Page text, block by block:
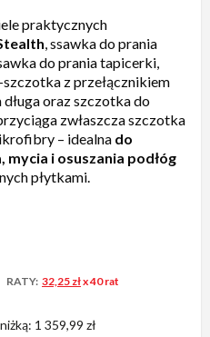
praktycznych
, ssawka do prania
do prania tapicerki,
z przełącznikiem
oraz szczotka do
zwłaszcza szczotka
– idealna do
i osuszania podłóg
płytkami.
1 359,99 zł
RATY: 32,25 złx 40 rat